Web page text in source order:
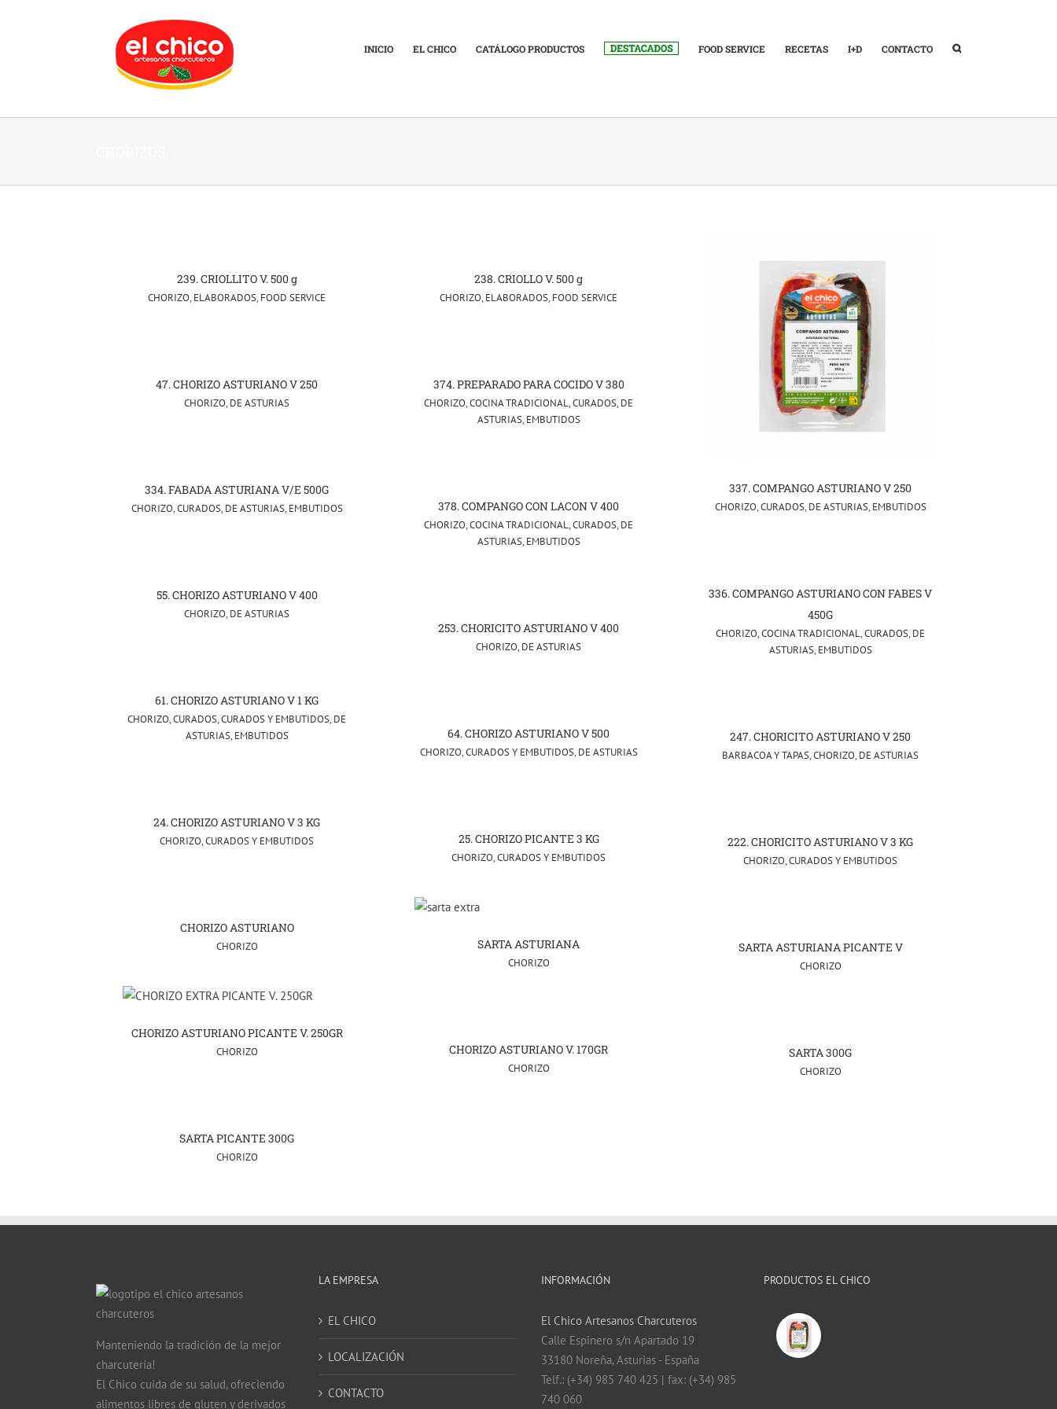
INICIO EL CHICO CATÁLOGO PRODUCTOS FOOD SERVICE RECETAS I+D CONTACTO
239. CRIOLLITO V. 500 g
CHORIZO, ELABORADOS, FOOD SERVICE
238. CRIOLLO V. 500 g
CHORIZO, ELABORADOS, FOOD SERVICE
337. COMPANGO ASTURIANO V 250
CHORIZO,CURADOS, DE ASTURIAS, EMBUTIDOS
47. CHORIZO ASTURIANO V 250
CHORIZO, DE ASTURIAS
374. PREPARADO PARA COCIDO V 380
CHORIZO,COCINA TRADICIONAL,CURADOS, DE
ASTURIAS, EMBUTIDOS
334. FABADA ASTURIANA V/E 500G
CHORIZO,CURADOS, DE ASTURIAS, EMBUTIDOS 378. COMPANGO CON LACON V 400
CHORIZO,COCINA TRADICIONAL,CURADOS, DE
ASTURIAS, EMBUTIDOS
336. COMPANGO ASTURIANO CON FABES V
450G
CHORIZO,COCINA TRADICIONAL,CURADOS, DE
ASTURIAS, EMBUTIDOS
55. CHORIZO ASTURIANO V 400
CHORIZO, DE ASTURIAS
253. CHORICITO ASTURIANO V 400
CHORIZO, DE ASTURIAS
61. CHORIZO ASTURIANO V 1 KG
CHORIZO,CURADOS,CURADOS Y EMBUTIDOS, DE
ASTURIAS, EMBUTIDOS 64. CHORIZO ASTURIANO V 500
CHORIZO,CURADOS Y EMBUTIDOS, DE ASTURIAS
247. CHORICITO ASTURIANO V 250
BARBACOA Y TAPAS,CHORIZO, DE ASTURIAS
24. CHORIZO ASTURIANO V 3 KG
CHORIZO,CURADOS Y EMBUTIDOS 25. CHORIZO PICANTE 3 KG
CHORIZO,CURADOS Y EMBUTIDOS
222. CHORICITO ASTURIANO V 3 KG
CHORIZO,CURADOS Y EMBUTIDOS
CHORIZO ASTURIANO
CHORIZO SARTA ASTURIANA
CHORIZO
SARTA ASTURIANA PICANTE V
CHORIZO
CHORIZO ASTURIANO PICANTE V. 250GR
CHORIZO CHORIZO ASTURIANO V. 170GR
CHORIZO
SARTA 300G
CHORIZO
SARTA PICANTE 300G
CHORIZO
Manteniendo la tradición de la mejor
charcutería!
El Chico cuida de su salud, ofreciendo
alimentos libres de gluten y derivados
LA EMPRESA
EL CHICO
LOCALIZACIÓN
CONTACTO
INFORMACIÓN
El Chico Artesanos Charcuteros
Calle Espinero s/n Apartado 19
33180 Noreña, Asturias - España
Telf.: (+34) 985 740 425 | fax: (+34) 985
740 060
PRODUCTOS EL CHICO